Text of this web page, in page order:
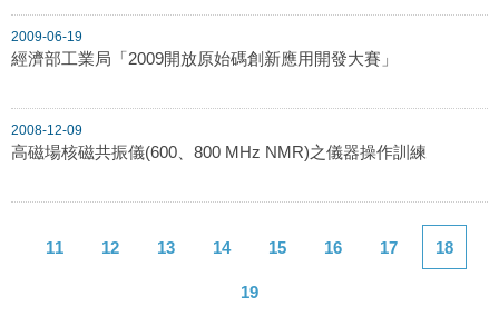
2009-06-19
經濟部工業局「2009開放原始碼創新應用開發大賽」
2008-12-09
高磁場核磁共振儀(600、800 MHz NMR)之儀器操作訓練
11 12 13 14 15 16 17 18
19